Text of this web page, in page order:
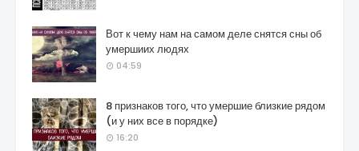
Вот к чему нам на самом деле снятся сны об
умершиих людях
04:59
8 признаков того, что умершие близкие рядом
(и у них все в порядке)
16:20